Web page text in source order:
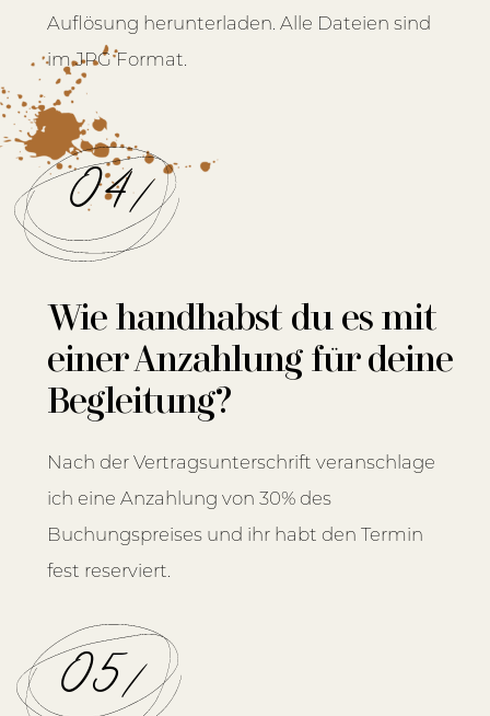
04/
Wie handhabst du es mit
einer Anzahlung für deine
Begleitung?
Auflösung herunterladen. Alle Dateien sind
im JPG Format.
Nach der Vertragsunterschrift veranschlage
ich eine Anzahlung von 30% des
Buchungspreises und ihr habt den Termin
fest reserviert.
05/